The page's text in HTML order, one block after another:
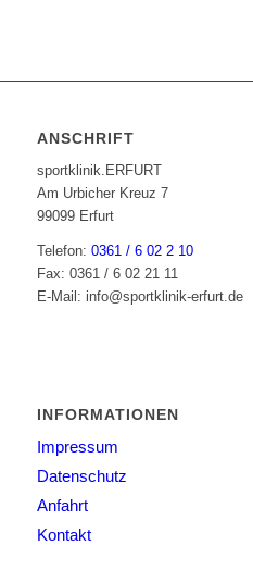
ANSCHRIFT
sportklinik.ERFURT
Am Urbicher Kreuz 7
99099 Erfurt
Telefon: 0361 / 6 02 2 10
Fax: 0361 / 6 02 21 11
E-Mail: info@sportklinik-erfurt.de
INFORMATIONEN
Impressum
Datenschutz
Anfahrt
Kontakt